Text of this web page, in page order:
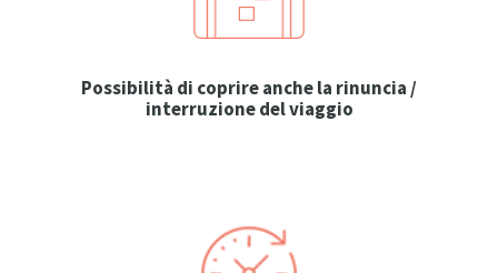
Possibilità di coprire anche la rinuncia /
interruzione del viaggio